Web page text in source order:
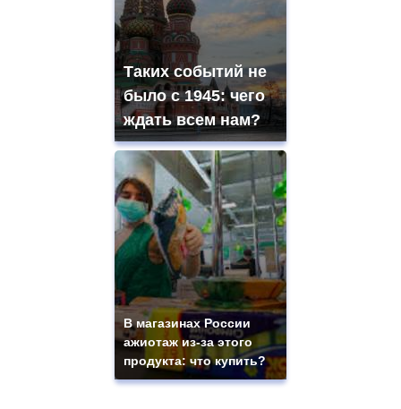
Таких событий не
было с 1945: чего
ждать всем нам?
В магазинах России
ажиотаж из-за этого
продукта: что купить?